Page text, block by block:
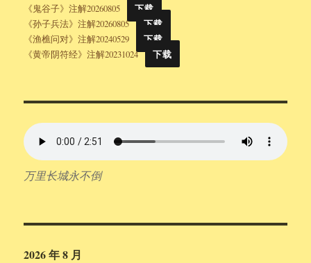
《鬼谷子》注解20260805
下载
《孙子兵法》注解20260805
下载
《渔樵问对》注解20240529
下载
《黄帝阴符经》注解20231024
下载
万里长城永不倒
2026 年 8 月